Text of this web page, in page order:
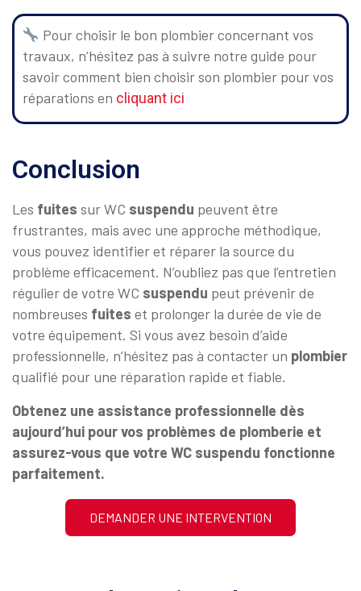
Pour choisir le bon plombier concernant vos
travaux, n’hésitez pas à suivre notre guide pour
savoir comment bien choisir son plombier pour vos
réparations en cliquant ici
Conclusion
Les fuites sur WC suspendu peuvent être
frustrantes, mais avec une approche méthodique,
vous pouvez identifier et réparer la source du
problème efficacement. N’oubliez pas que l’entretien
régulier de votre WC suspendu peut prévenir de
nombreuses fuites et prolonger la durée de vie de
votre équipement. Si vous avez besoin d’aide
professionnelle, n’hésitez pas à contacter un plombier
qualifié pour une réparation rapide et fiable.
Obtenez une assistance professionnelle dès
aujourd’hui pour vos problèmes de plomberie et
assurez-vous que votre WC suspendu fonctionne
parfaitement.
DEMANDER UNE INTERVENTION